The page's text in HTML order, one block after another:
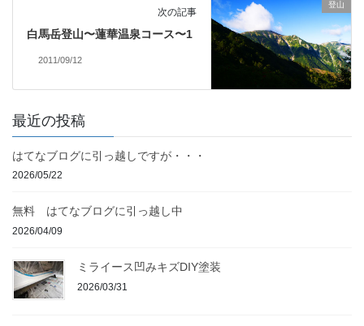
登山
次の記事
白馬岳登山〜蓮華温泉コース〜1
2011/09/12
最近の投稿
はてなブログに引っ越しですが・・・
2026/05/22
無料 はてなブログに引っ越し中
2026/04/09
ミライース凹みキズDIY塗装
2026/03/31